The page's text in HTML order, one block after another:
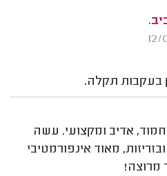
תקלה.
אדיב ומקצועי. עשה
מאוד אינפורמטיבי
מרוצה!